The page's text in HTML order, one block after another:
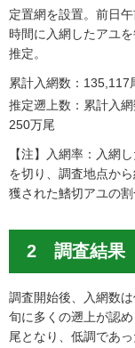
定置網を設置。前日
時間に入網したアユ
推定。
累計入網数：135,117
推定遡上数：累計入
250万尾
【注】入網率：入網
を切り、調査地点か
獲された鰭切アユの割
2 調査結果
調査開始後、入網数
旬に多くの遡上が認
尾となり、低調であ